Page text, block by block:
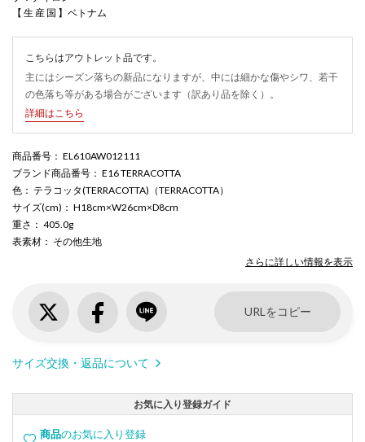
【 生 産 国 】ベトナム
こちらはアウトレット品です。
主にはシーズン落ちの新品になりますが、中には細かな傷やシワ、若干
の色落ち等がある場合がございます（訳あり品を除く）。
詳細はこちら
商品番号 ： EL610AW012111
ブランド商品番号 ： E16 TERRACOTTA
色 ： テラコッタ(TERRACOTTA)（TERRACOTTA）
サイズ(cm) ： H18cm×W26cm×D8cm
重さ ： 405.0g
表素材 ： その他生地
さらに詳しい情報を表示
URLをコピー
サイズ交換・返品について
お気に入り登録ガイド
商品のお気に入り登録